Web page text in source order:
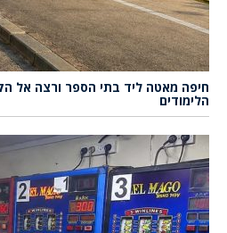
חיפה מאטה ליד בתי הספר ורצה אל
הלימודים